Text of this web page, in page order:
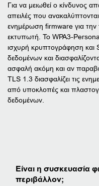
Για να μειωθεί ο κίνδυνος
απειλές που
ενημέρωση firmware για την
εκτυπωτή. Το WPA3-
ισχυρή κρυπτογράφηση και
δεδομένων και
ασφαλή ακόμη και αν
TLS 1.3 διασφαλίζει τις
από υποκλοπές και
δεδομένων.
Είναι η συσκευασία
περιβάλλον;